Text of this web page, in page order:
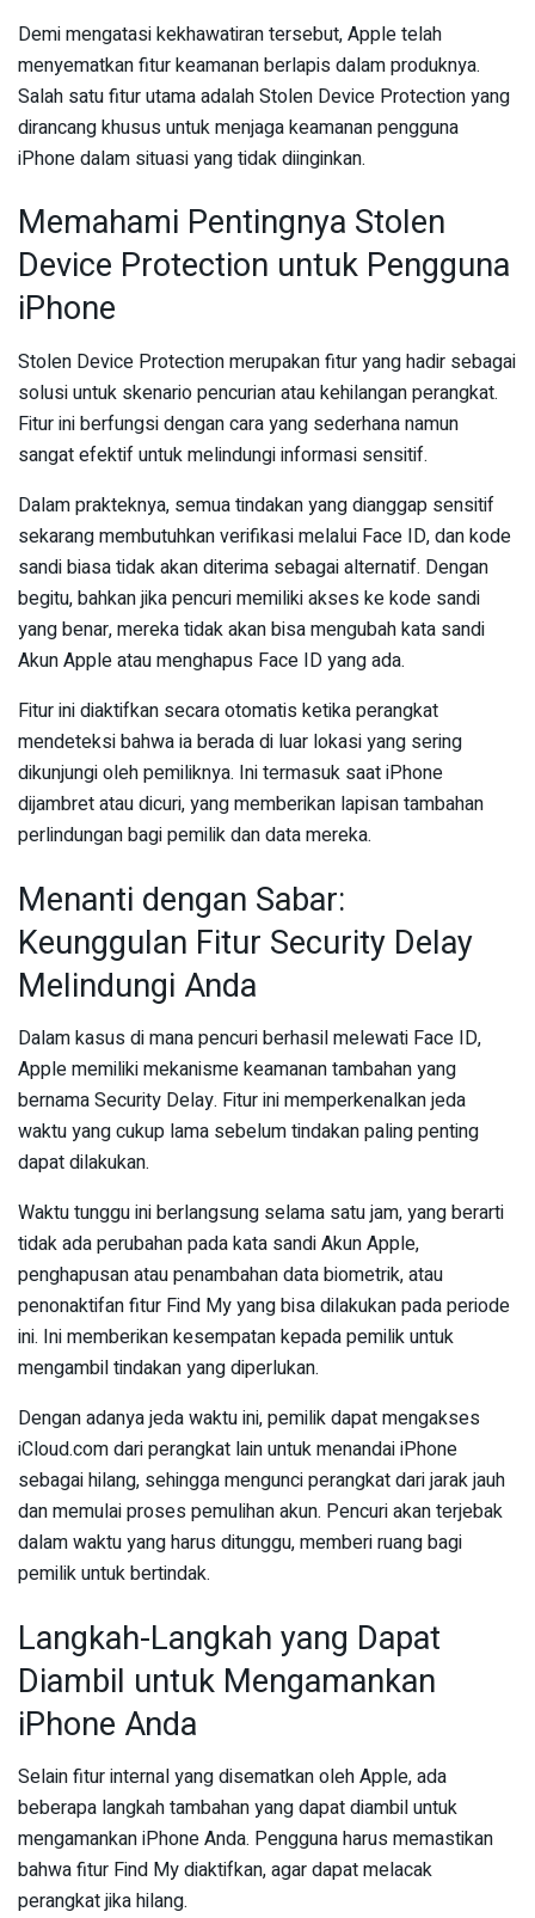
Demi mengatasi kekhawatiran tersebut, Apple telah
menyematkan fitur keamanan berlapis dalam produknya.
Salah satu fitur utama adalah Stolen Device Protection yang
dirancang khusus untuk menjaga keamanan pengguna
iPhone dalam situasi yang tidak diinginkan.
Memahami Pentingnya Stolen
Device Protection untuk Pengguna
iPhone
Stolen Device Protection merupakan fitur yang hadir sebagai
solusi untuk skenario pencurian atau kehilangan perangkat.
Fitur ini berfungsi dengan cara yang sederhana namun
sangat efektif untuk melindungi informasi sensitif.
Dalam prakteknya, semua tindakan yang dianggap sensitif
sekarang membutuhkan verifikasi melalui Face ID, dan kode
sandi biasa tidak akan diterima sebagai alternatif. Dengan
begitu, bahkan jika pencuri memiliki akses ke kode sandi
yang benar, mereka tidak akan bisa mengubah kata sandi
Akun Apple atau menghapus Face ID yang ada.
Fitur ini diaktifkan secara otomatis ketika perangkat
mendeteksi bahwa ia berada di luar lokasi yang sering
dikunjungi oleh pemiliknya. Ini termasuk saat iPhone
dijambret atau dicuri, yang memberikan lapisan tambahan
perlindungan bagi pemilik dan data mereka.
Menanti dengan Sabar:
Keunggulan Fitur Security Delay
Melindungi Anda
Dalam kasus di mana pencuri berhasil melewati Face ID,
Apple memiliki mekanisme keamanan tambahan yang
bernama Security Delay. Fitur ini memperkenalkan jeda
waktu yang cukup lama sebelum tindakan paling penting
dapat dilakukan.
Waktu tunggu ini berlangsung selama satu jam, yang berarti
tidak ada perubahan pada kata sandi Akun Apple,
penghapusan atau penambahan data biometrik, atau
penonaktifan fitur Find My yang bisa dilakukan pada periode
ini. Ini memberikan kesempatan kepada pemilik untuk
mengambil tindakan yang diperlukan.
Dengan adanya jeda waktu ini, pemilik dapat mengakses
iCloud.com dari perangkat lain untuk menandai iPhone
sebagai hilang, sehingga mengunci perangkat dari jarak jauh
dan memulai proses pemulihan akun. Pencuri akan terjebak
dalam waktu yang harus ditunggu, memberi ruang bagi
pemilik untuk bertindak.
Langkah-Langkah yang Dapat
Diambil untuk Mengamankan
iPhone Anda
Selain fitur internal yang disematkan oleh Apple, ada
beberapa langkah tambahan yang dapat diambil untuk
mengamankan iPhone Anda. Pengguna harus memastikan
bahwa fitur Find My diaktifkan, agar dapat melacak
perangkat jika hilang.